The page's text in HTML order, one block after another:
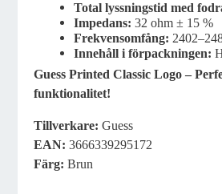
Total lyssningstid med
Impedans: 32 ohm ± 15 %
Frekvensomfång:
Innehåll i förpackningen:
Guess Printed Classic Logo –
funktionalitet!
Tillverkare: Guess
EAN: 3666339295172
Färg: Brun